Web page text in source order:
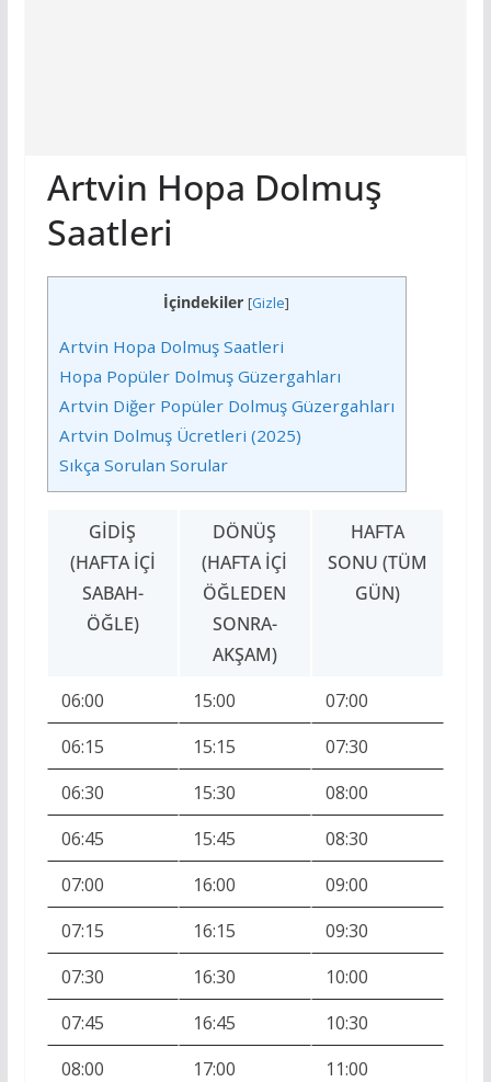
Artvin Hopa Dolmuş
Saatleri
İçindekiler [Gizle]
Artvin Hopa Dolmuş Saatleri
Hopa Popüler Dolmuş Güzergahları
Artvin Diğer Popüler Dolmuş Güzergahları
Artvin Dolmuş Ücretleri (2025)
Sıkça Sorulan Sorular
GIDIŞ
(HAFTA İÇI
SABAH-
ÖĞLE)
DÖNÜŞ
(HAFTA İÇI
ÖĞLEDEN
SONRA-
AKŞAM)
HAFTA
SONU (TÜM
GÜN)
06:00 15:00
07:00
06:15
15:15
07:30
06:30
15:30
08:00
06:45
15:45
08:30
07:00
16:00
09:00
07:15
16:15
09:30
07:30
16:30
10:00
07:45
16:45
10:30
08:00
17:00 11:00